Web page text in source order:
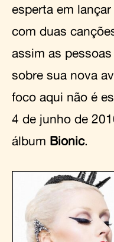
esperta em
com duas
assim as
sobre sua nova
foco aqui não é
4 de junho de
álbum Bionic.